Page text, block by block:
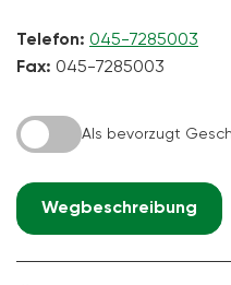
Telefon: 045-7285003
Fax: 045-7285003
Als bevorzugt
Wegbeschreibung